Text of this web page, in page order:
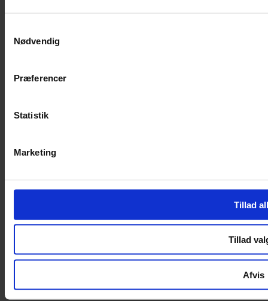
Nødvendig
Præferencer
Statistik
Marketing
Tillad
Tillad
Afvis
Handelsbetingelser
Handelsbetingelser
Om Yarn Every Wear
Mandag – Fredag 10:00 – 17:30
Copyright © 2022.Design & hosting by Webhuset Ballum ApS